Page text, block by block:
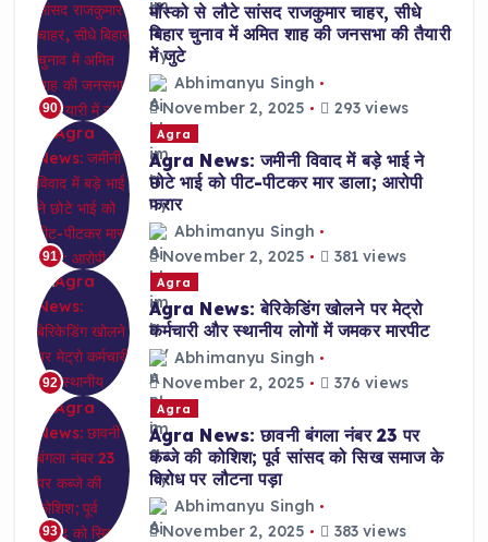
90
मॉस्को से लौटे सांसद राजकुमार चाहर, सीधे
बिहार चुनाव में अमित शाह की जनसभा की तैयारी
में जुटे
Abhimanyu Singh
November 2, 2025
293 views
91
Agra
Agra News: जमीनी विवाद में बड़े भाई ने
छोटे भाई को पीट-पीटकर मार डाला; आरोपी
फरार
Abhimanyu Singh
November 2, 2025
381 views
92
Agra
Agra News: बेरिकेडिंग खोलने पर मेट्रो
कर्मचारी और स्थानीय लोगों में जमकर मारपीट
Abhimanyu Singh
November 2, 2025
376 views
93
Agra
Agra News: छावनी बंगला नंबर 23 पर
कब्जे की कोशिश; पूर्व सांसद को सिख समाज के
विरोध पर लौटना पड़ा
Abhimanyu Singh
November 2, 2025
383 views